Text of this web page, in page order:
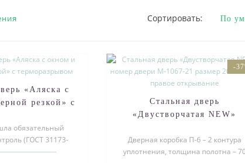
Сортировать:
«Аляска с
резкой» с
обязательный
(ГОСТ 31173-
которого входной
-
Стальная дверь
«Двустворчатая NEW»
размер 2050*1250 правое
открывание
Дверная коробка П-6 – 2 контура
уплотнения, толщина полотна –